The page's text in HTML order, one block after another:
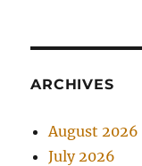
ARCHIVES
August 2026
July 2026